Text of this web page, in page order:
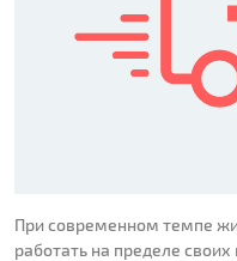
При современном темпе
работать на пределе